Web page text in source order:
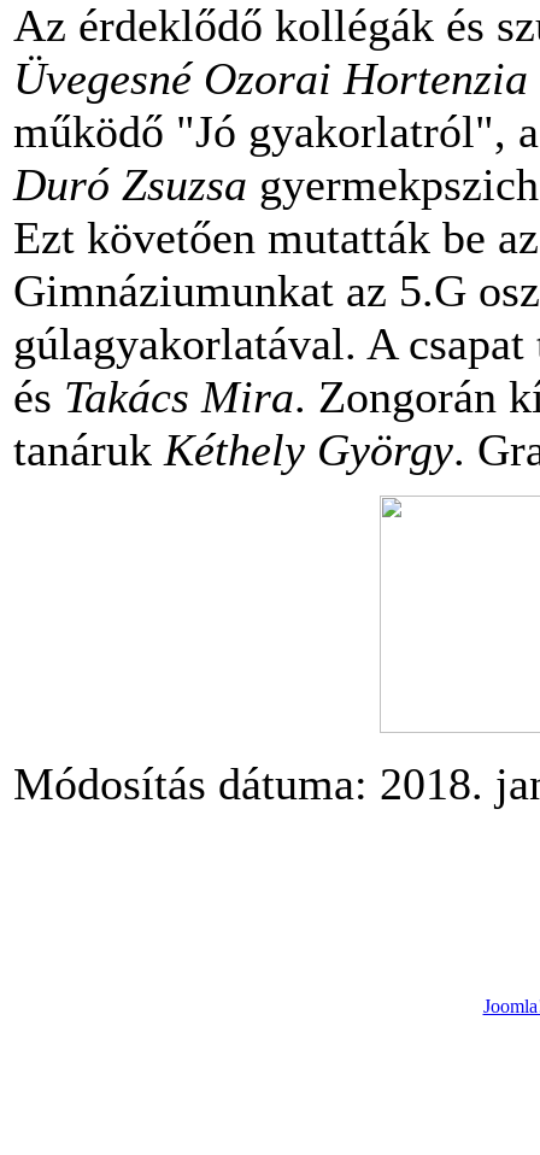
Az érdeklődő kollégák és
Üvegesné Ozorai Hortenzia
működő "Jó gyakorlatról",
Duró Zsuzsa
Ezt követően mutatták be
Gimnáziumunkat az 5.G
gúlagyakorlatával. A
és Takács Mira. Zongorán
tanáruk Kéthely György.
Módosítás dátuma: 2018.